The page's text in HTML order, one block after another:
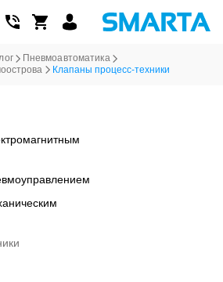
Пневмоавтоматика
Клапаны процесс-техники